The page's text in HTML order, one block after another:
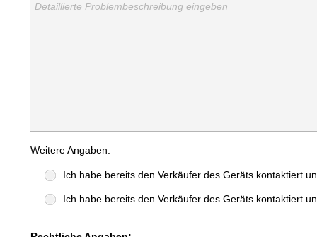
Detaillierte Problembeschreibung eingeben
Weitere Angaben:
Ich habe bereits den Verkäufer des Geräts kontaktiert
Ich habe bereits den Verkäufer des Geräts kontaktiert